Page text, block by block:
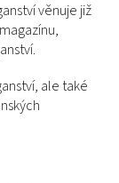
věnuje již
ale také